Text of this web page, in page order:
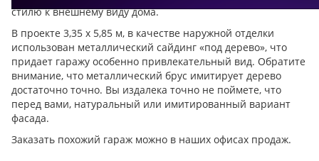
стилю к внешнему виду дома.
В проекте 3,35 х 5,85 м, в качестве наружной отделки
использован металлический сайдинг «под дерево», что
придает гаражу особенно привлекательный вид. Обратите
внимание, что металлический брус имитирует дерево
достаточно точно. Вы издалека точно не поймете, что
перед вами, натуральный или имитированный вариант
фасада.
Заказать похожий гараж можно в наших офисах продаж.